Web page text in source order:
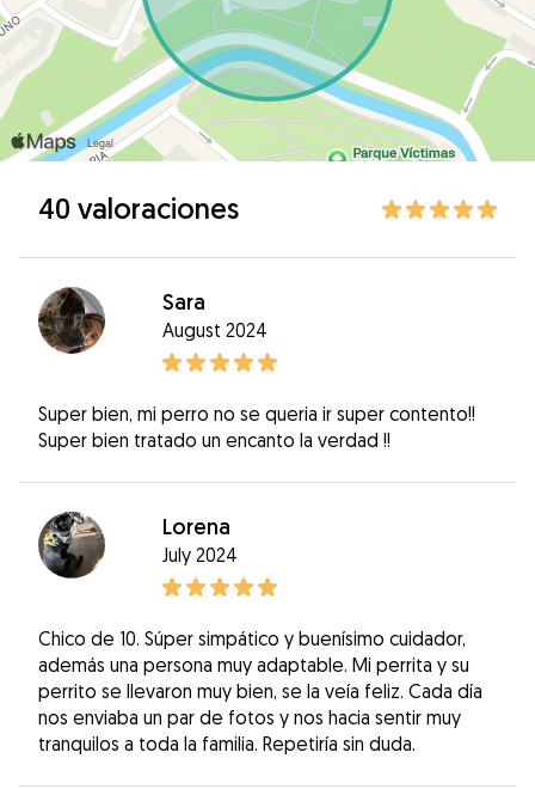
40 valoraciones
Sara
August 2024
Super bien, mi perro no se queria ir super contento!!
Super bien tratado un encanto la verdad !!
Lorena
July 2024
Chico de 10. Súper simpático y buenísimo cuidador,
además una persona muy adaptable. Mi perrita y su
perrito se llevaron muy bien, se la veía feliz. Cada día
nos enviaba un par de fotos y nos hacia sentir muy
tranquilos a toda la familia. Repetiría sin duda.